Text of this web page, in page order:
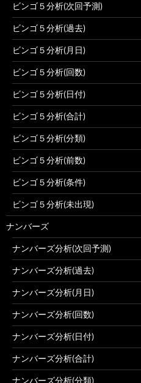
ビンゴ５分析(次回予測)
ビンゴ５分析(過去)
ビンゴ５分析(月日)
ビンゴ５分析(回数)
ビンゴ５分析(日付)
ビンゴ５分析(合計)
ビンゴ５分析(分類)
ビンゴ５分析(前数)
ビンゴ５分析(条件)
ビンゴ５分析(未出現)
ナンバーズ
ナンバーズ分析(次回予測)
ナンバーズ分析(過去)
ナンバーズ分析(月日)
ナンバーズ分析(回数)
ナンバーズ分析(日付)
ナンバーズ分析(合計)
ナンバーズ分析(分類)